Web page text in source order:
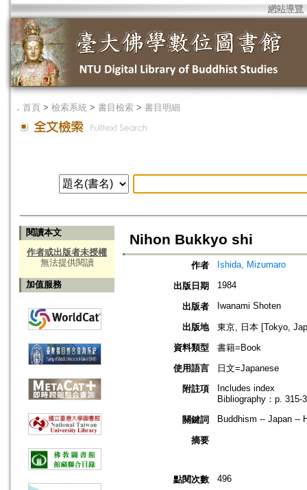
網站導覽
． 首頁 > 檢索系統 > 書目檢索 > 書目明細
閱讀本文
作者或出版者未授權
無法提供閱讀
加值服務
Nihon Bukkyo shi
作者 Ishida, Mizumaro
出版日期 1984
出版者 Iwanami Shoten
出版地
東京, 日本 [Tokyo,
資料類型
書籍=Book
使用語言
日文=Japanese
附註項
Includes index
Bibliography：p. 315-
關鍵詞
Buddhism -- Japan --
摘要
點閱次數 496